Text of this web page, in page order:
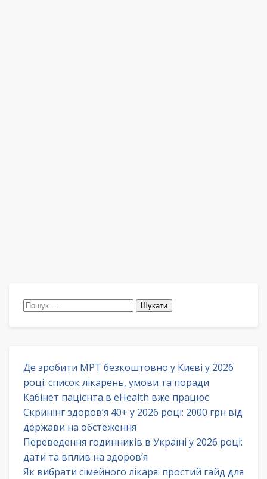
Пошук:
Де зробити МРТ безкоштовно у Києві у 2026
році: список лікарень, умови та поради
Кабінет пацієнта в eHealth вже працює
Скринінг здоров’я 40+ у 2026 році: 2000 грн від
держави на обстеження
Переведення годинників в Україні у 2026 році:
дати та вплив на здоров’я
Як вибрати сімейного лікаря: простий гайд для